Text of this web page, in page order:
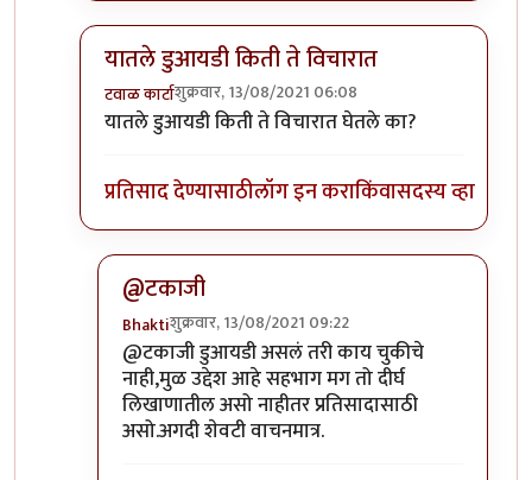
यातले डुआयडी किती ते विचारात
टवाळ कार्टाशुक्रवार, 13/08/2021 06:08
In reply toआणि मिपावर एकावेळी तीस पेक्षा
यातले डुआयडी किती ते विचारात घेतले का?
प्रतिसाद देण्यासाठीलॉग इन कराकिंवासदस्य व्हा
@टकाजी
Bhaktiशुक्रवार, 13/08/2021 09:22
In reply toयातले डुआयडी किती ते विचारात
@टकाजी डुआयडी असलं तरी काय चुकीचे
नाही,मुळ उद्देश आहे सहभाग मग तो दीर्घ
लिखाणातील असो नाहीतर प्रतिसादासाठी
असो.अगदी शेवटी वाचनमात्र.